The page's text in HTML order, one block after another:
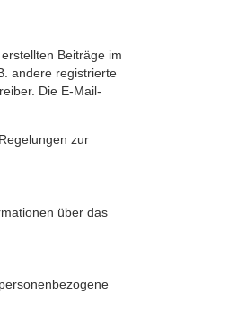
Beiträge im
andere registrierte
Die E-Mail-
zur
über das